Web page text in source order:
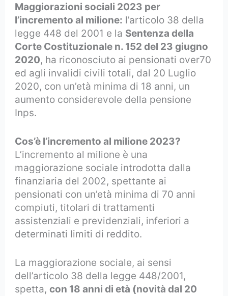
Maggiorazioni sociali 2023 per
l’incremento al milione: l’articolo 38 della
legge 448 del 2001 e la Sentenza della
Corte Costituzionale n. 152 del 23 giugno
2020, ha riconosciuto ai pensionati over70
ed agli invalidi civili totali, dal 20 Luglio
2020, con un’età minima di 18 anni, un
aumento considerevole della pensione
Inps.
Cos’è l’incremento al milione 2023?
L’incremento al milione è una
maggiorazione sociale introdotta dalla
finanziaria del 2002, spettante ai
pensionati con un’età minima di 70 anni
compiuti, titolari di trattamenti
assistenziali e previdenziali, inferiori a
determinati limiti di reddito.
La maggiorazione sociale, ai sensi
dell’articolo 38 della legge 448/2001,
spetta,con 18 anni di età (novità dal 20